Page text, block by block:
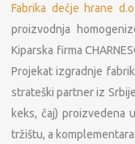
Fabrika dečje hrane
proizvodnja
Kiparska firma
Projekat izgradnje
strateški partner iz
keks, čaj) proizvedena
tržištu, a
Metal Furniture Plus
Prodaja i proizvodnja